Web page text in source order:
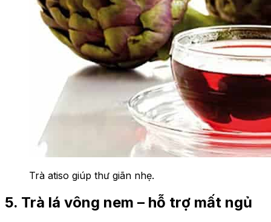
Trà atiso giúp thư giãn nhẹ.
5. Trà lá vông nem – hỗ trợ mất ngủ